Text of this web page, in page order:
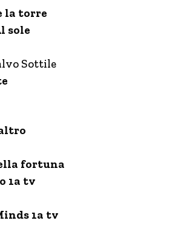
la torre
sole
Sottile
fortuna
1a tv
1a tv